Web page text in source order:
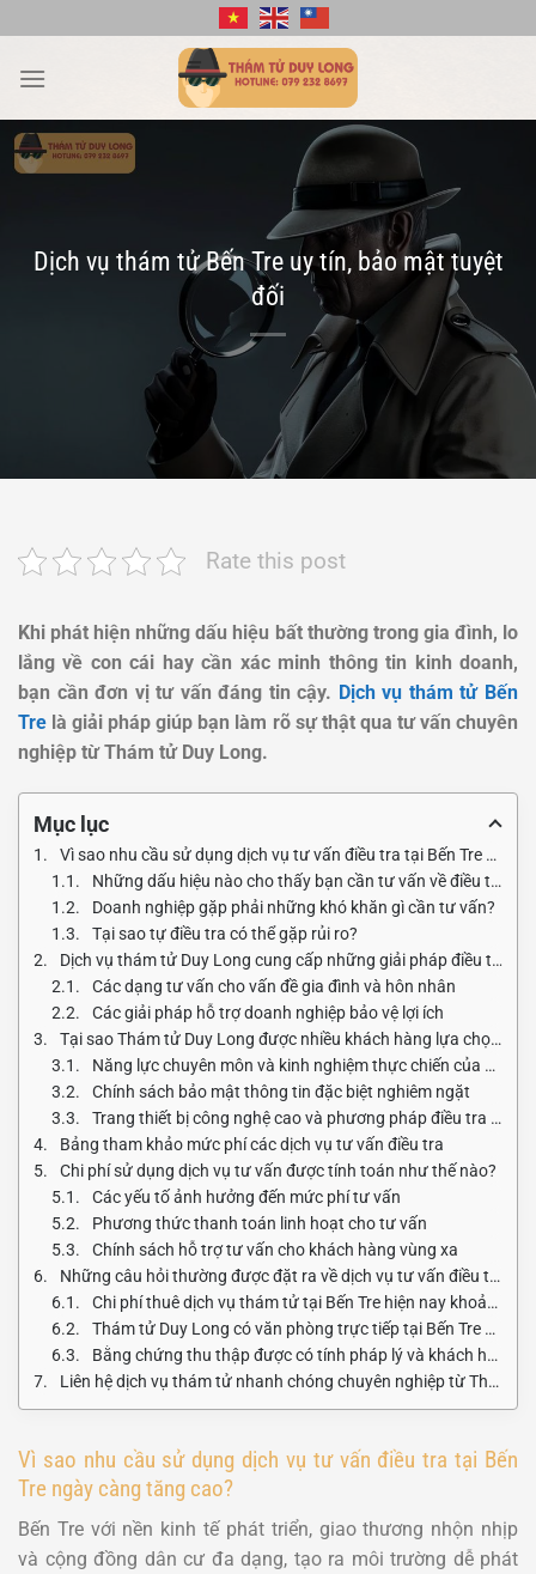
qua
nội
Dịch vụ thám tử Bến Tre uy tín, bảo mật tuyệt
đối
Rate this post
Khi phát hiện những dấu hiệu bất thường trong gia đình, lo
lắng về con cái hay cần xác minh thông tin kinh doanh,
bạn cần đơn vị tư vấn đáng tin cậy. Dịch vụ thám tử Bến
Tre là giải pháp giúp bạn làm rõ sự thật qua tư vấn chuyên
nghiệp từ Thám tử Duy Long.
Mục lục
Vì sao nhu cầu sử dụng dịch vụ tư vấn điều tra tại Bến Tre ngày càng tăng cao?
Những dấu hiệu nào cho thấy bạn cần tư vấn về điều tra thông tin?
Doanh nghiệp gặp phải những khó khăn gì cần tư vấn?
Tại sao tự điều tra có thể gặp rủi ro?
Dịch vụ thám tử Duy Long cung cấp những giải pháp điều tra nào?
Các dạng tư vấn cho vấn đề gia đình và hôn nhân
Các giải pháp hỗ trợ doanh nghiệp bảo vệ lợi ích
Tại sao Thám tử Duy Long được nhiều khách hàng lựa chọn tư vấn?
Năng lực chuyên môn và kinh nghiệm thực chiến của đội ngũ
Chính sách bảo mật thông tin đặc biệt nghiêm ngặt
Trang thiết bị công nghệ cao và phương pháp điều tra hiện đại
Bảng tham khảo mức phí các dịch vụ tư vấn điều tra
Chi phí sử dụng dịch vụ tư vấn được tính toán như thế nào?
Các yếu tố ảnh hưởng đến mức phí tư vấn
Phương thức thanh toán linh hoạt cho tư vấn
Chính sách hỗ trợ tư vấn cho khách hàng vùng xa
Những câu hỏi thường được đặt ra về dịch vụ tư vấn điều tra
Chi phí thuê dịch vụ thám tử tại Bến Tre hiện nay khoảng bao nhiêu tiền?
Thám tử Duy Long có văn phòng trực tiếp tại Bến Tre không?
Bằng chứng thu thập được có tính pháp lý và khách hàng nhận được những gì?
Liên hệ dịch vụ thám tử nhanh chóng chuyên nghiệp từ Thám tử Duy Long
Vì sao nhu cầu sử dụng dịch vụ tư vấn điều tra tại Bến
Tre ngày càng tăng cao?
Bến Tre với nền kinh tế phát triển, giao thương nhộn nhịp
và cộng đồng dân cư đa dạng, tạo ra môi trường dễ phát